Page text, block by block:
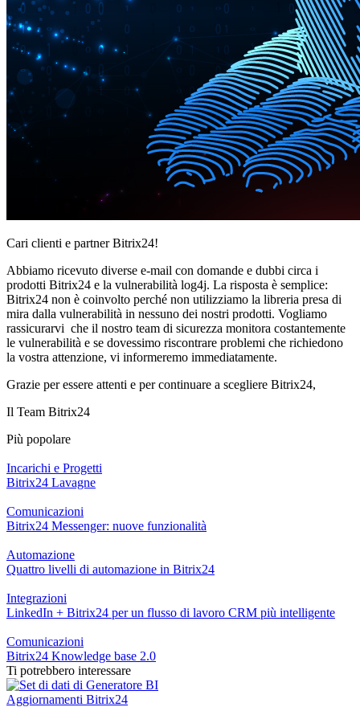
Cari clienti e partner Bitrix24!
Abbiamo ricevuto diverse e-mail con domande e dubbi circa i
prodotti Bitrix24 e la vulnerabilità log4j. La risposta è semplice:
Bitrix24 non è coinvolto perché non utilizziamo la libreria presa di
mira dalla vulnerabilità in nessuno dei nostri prodotti. Vogliamo
rassicurarvi che il nostro team di sicurezza monitora costantemente
le vulnerabilità e se dovessimo riscontrare problemi che richiedono
la vostra attenzione, vi informeremo immediatamente.
Grazie per essere attenti e per continuare a scegliere Bitrix24,
Il Team Bitrix24
Più popolare
Incarichi e Progetti
Bitrix24 Lavagne
Comunicazioni
Bitrix24 Messenger: nuove funzionalità
Automazione
Quattro livelli di automazione in Bitrix24
Integrazioni
LinkedIn + Bitrix24 per un flusso di lavoro CRM più intelligente
Comunicazioni
Bitrix24 Knowledge base 2.0
Ti potrebbero interessare
Aggiornamenti Bitrix24